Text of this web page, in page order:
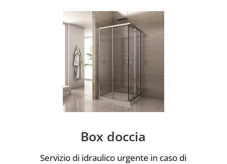
Box doccia
Servizio di idraulico urgente in caso di